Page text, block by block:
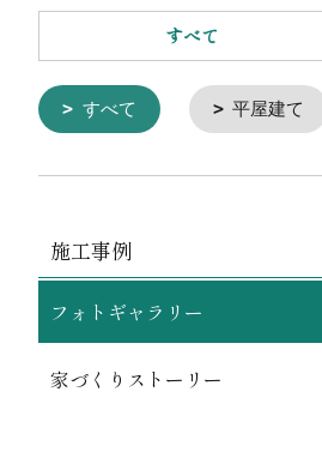
すべて
すべて 平屋建て
施工事例
フォトギャラリー
家づくりストーリー